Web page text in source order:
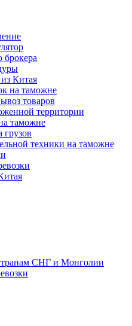
брокера
Китая
на таможне
товаров
территории
таможне
грузов
техники на таможне
СНГ и Монголии